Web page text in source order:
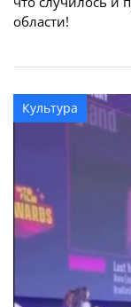
области!
Культура